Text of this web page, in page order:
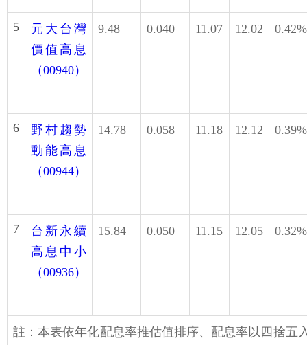
5
元大台灣
價值高息
（00940）
9.48 0.040 11.07 12.02 0.42%
6
野村趨勢
動能高息
（00944）
14.78 0.058 11.18 12.12 0.39%
7
台新永續
高息中小
（00936）
15.84 0.050 11.15 12.05 0.32%
註：本表依年化配息率推估值排序、配息率以四捨五